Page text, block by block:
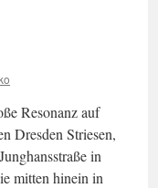
Resonanz auf
Dresden Striesen,
in
mitten hinein in